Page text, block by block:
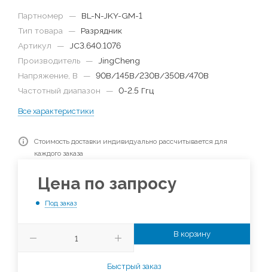
Партномер —
BL-N-JKY-GM-1
Тип товара
—
Разрядник
Артикул
—
JC3.640.1076
Производитель
—
JingCheng
Напряжение, В
— 90В/145В/230В/350В/470В
Частотный диапазон
— 0-2.5 Ггц
Все характеристики
Стоимость доставки индивидуально рассчитывается для
каждого заказа
Цена по запросу
Под заказ
В корзину
Быстрый заказ